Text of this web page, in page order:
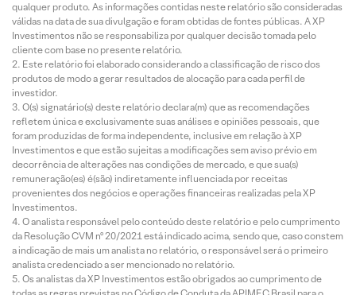
qualquer produto. As informações contidas neste relatório são consideradas
válidas na data de sua divulgação e foram obtidas de fontes públicas. A XP
Investimentos não se responsabiliza por qualquer decisão tomada pelo
cliente com base no presente relatório.
Este relatório foi elaborado considerando a classificação de risco dos
produtos de modo a gerar resultados de alocação para cada perfil de
investidor.
O(s) signatário(s) deste relatório declara(m) que as recomendações
refletem única e exclusivamente suas análises e opiniões pessoais, que
foram produzidas de forma independente, inclusive em relação à XP
Investimentos e que estão sujeitas a modificações sem aviso prévio em
decorrência de alterações nas condições de mercado, e que sua(s)
remuneração(es) é(são) indiretamente influenciada por receitas
provenientes dos negócios e operações financeiras realizadas pela XP
Investimentos.
O analista responsável pelo conteúdo deste relatório e pelo cumprimento
da Resolução CVM nº 20/2021 está indicado acima, sendo que, caso constem
a indicação de mais um analista no relatório, o responsável será o primeiro
analista credenciado a ser mencionado no relatório.
Os analistas da XP Investimentos estão obrigados ao cumprimento de